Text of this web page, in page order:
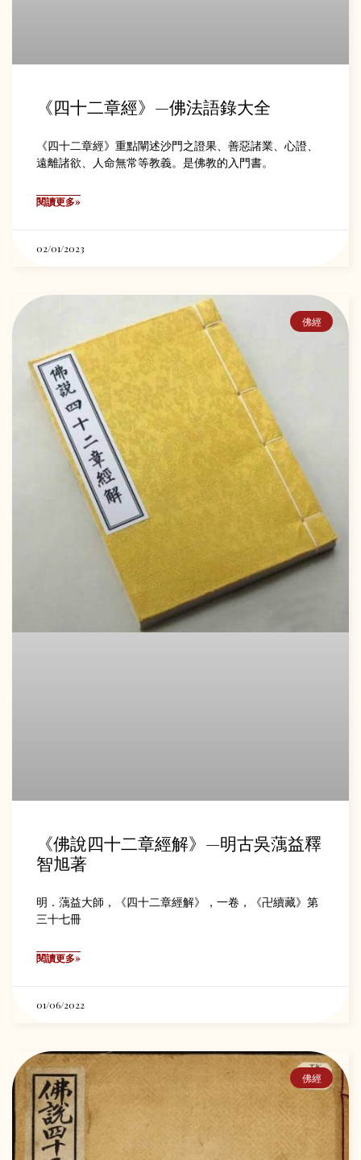
《四十二章經》—佛法語錄大全
《四十二章經》重點闡述沙門之證果、善惡諸業、心證、
遠離諸欲、人命無常等教義。是佛教的入門書。
閱讀更多»
02/01/2023
佛經
《佛說四十二章經解》—明古吳蕅益釋
智旭著
明．蕅益大師，《四十二章經解》，一卷，《卍續藏》第
三十七冊
閱讀更多»
01/06/2022
佛經